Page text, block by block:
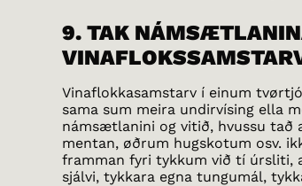
9. TAK
Vinaflokkasamstarv í einum
sama sum meira undirvísing ella
námsætlanini og vitið, hvussu tað
mentan, øðrum hugskotum osv.
framman fyri tykkum við tí úrsliti,
sjálvi, tykkara egna tungumál,